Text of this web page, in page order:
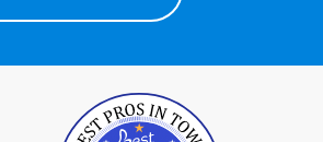
Best Pros In Town